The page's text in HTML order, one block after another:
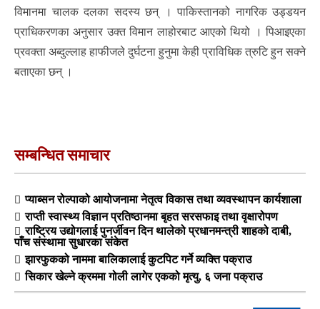
विमानमा चालक दलका सदस्य छन् । पाकिस्तानको नागरिक उड्डयन
प्राधिकरणका अनुसार उक्त विमान लाहोरबाट आएको थियो । पिआइएका
प्रवक्ता अब्दुल्लाह हाफीजले दुर्घटना हुनुमा केही प्राविधिक त्रुटि हुन सक्ने
बताएका छन् ।
सम्बन्धित समाचार
प्याब्सन रोल्पाको आयोजनामा नेतृत्व विकास तथा व्यवस्थापन कार्यशाला
राप्ती स्वास्थ्य विज्ञान प्रतिष्ठानमा बृहत सरसफाइ तथा वृक्षारोपण
राष्ट्रिय उद्योगलाई पुनर्जीवन दिन थालेको प्रधानमन्त्री शाहको दाबी,
पाँच संस्थामा सुधारका संकेत
झारफुकको नाममा बालिकालाई कुटपिट गर्ने व्यक्ति पक्राउ
सिकार खेल्ने क्रममा गोली लागेर एकको मृत्यु, ६ जना पक्राउ